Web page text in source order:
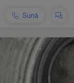
Sună